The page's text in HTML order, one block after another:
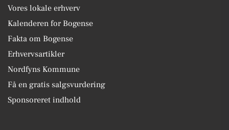
Vores lokale erhverv
Kalenderen for Bogense
Fakta om Bogense
Erhvervsartikler
Nordfyns Kommune
Få en gratis salgsvurdering
Sponsoreret indhold